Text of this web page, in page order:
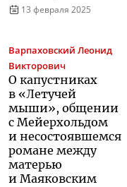
13 февраля 2025
Варпаховский Леонид
Викторович
О капустниках
в «Летучей
мыши», общении
с Мейерхольдом
и несостоявшемся
романе между
матерью
и Маяковским